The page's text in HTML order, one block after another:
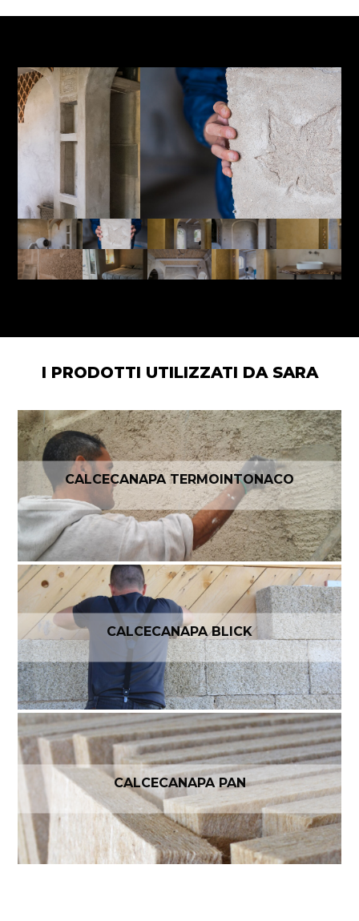
I PRODOTTI UTILIZZATI DA SARA
CALCECANAPA TERMOINTONACO
CALCECANAPA BLICK
CALCECANAPA PAN